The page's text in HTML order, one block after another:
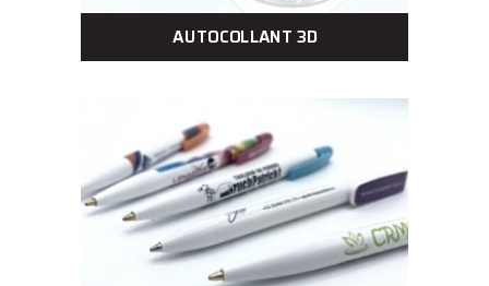
AUTOCOLLANT 3D